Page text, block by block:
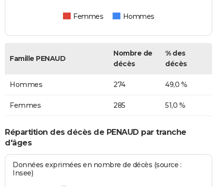
Femmes Hommes
Famille PENAUD
Nombre de
décès
% des
décès
Hommes 274 49,0 %
Femmes 285 51,0 %
Répartition des décès de PENAUD par tranche
d'âges
Données exprimées en nombre de décès (source :
Insee)